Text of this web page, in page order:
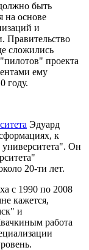
быть
на основе
и
Правительство
сложились
проекта
ему
году.
Эдуард
к
Он
20-ти лет.
с 1990 по 2008
кажется,
и
работа